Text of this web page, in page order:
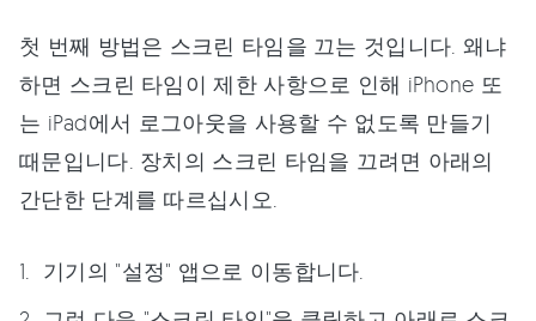
첫 번째 방법은 스크린 타임을 끄는 것입니다. 왜냐
하면 스크린 타임이 제한 사항으로 인해 iPhone 또
는 iPad에서 로그아웃을 사용할 수 없도록 만들기
때문입니다. 장치의 스크린 타임을 끄려면 아래의
간단한 단계를 따르십시오.
기기의 "설정" 앱으로 이동합니다.